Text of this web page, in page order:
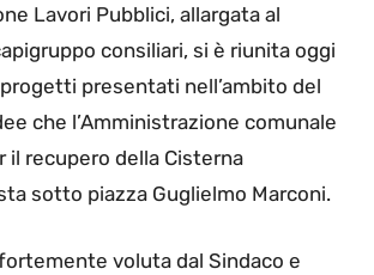
Lavori Pubblici, allargata al
consiliari, si è riunita oggi
presentati nell’ambito del
che l’Amministrazione comunale
il recupero della Cisterna
sotto piazza Guglielmo Marconi.
voluta dal Sindaco e